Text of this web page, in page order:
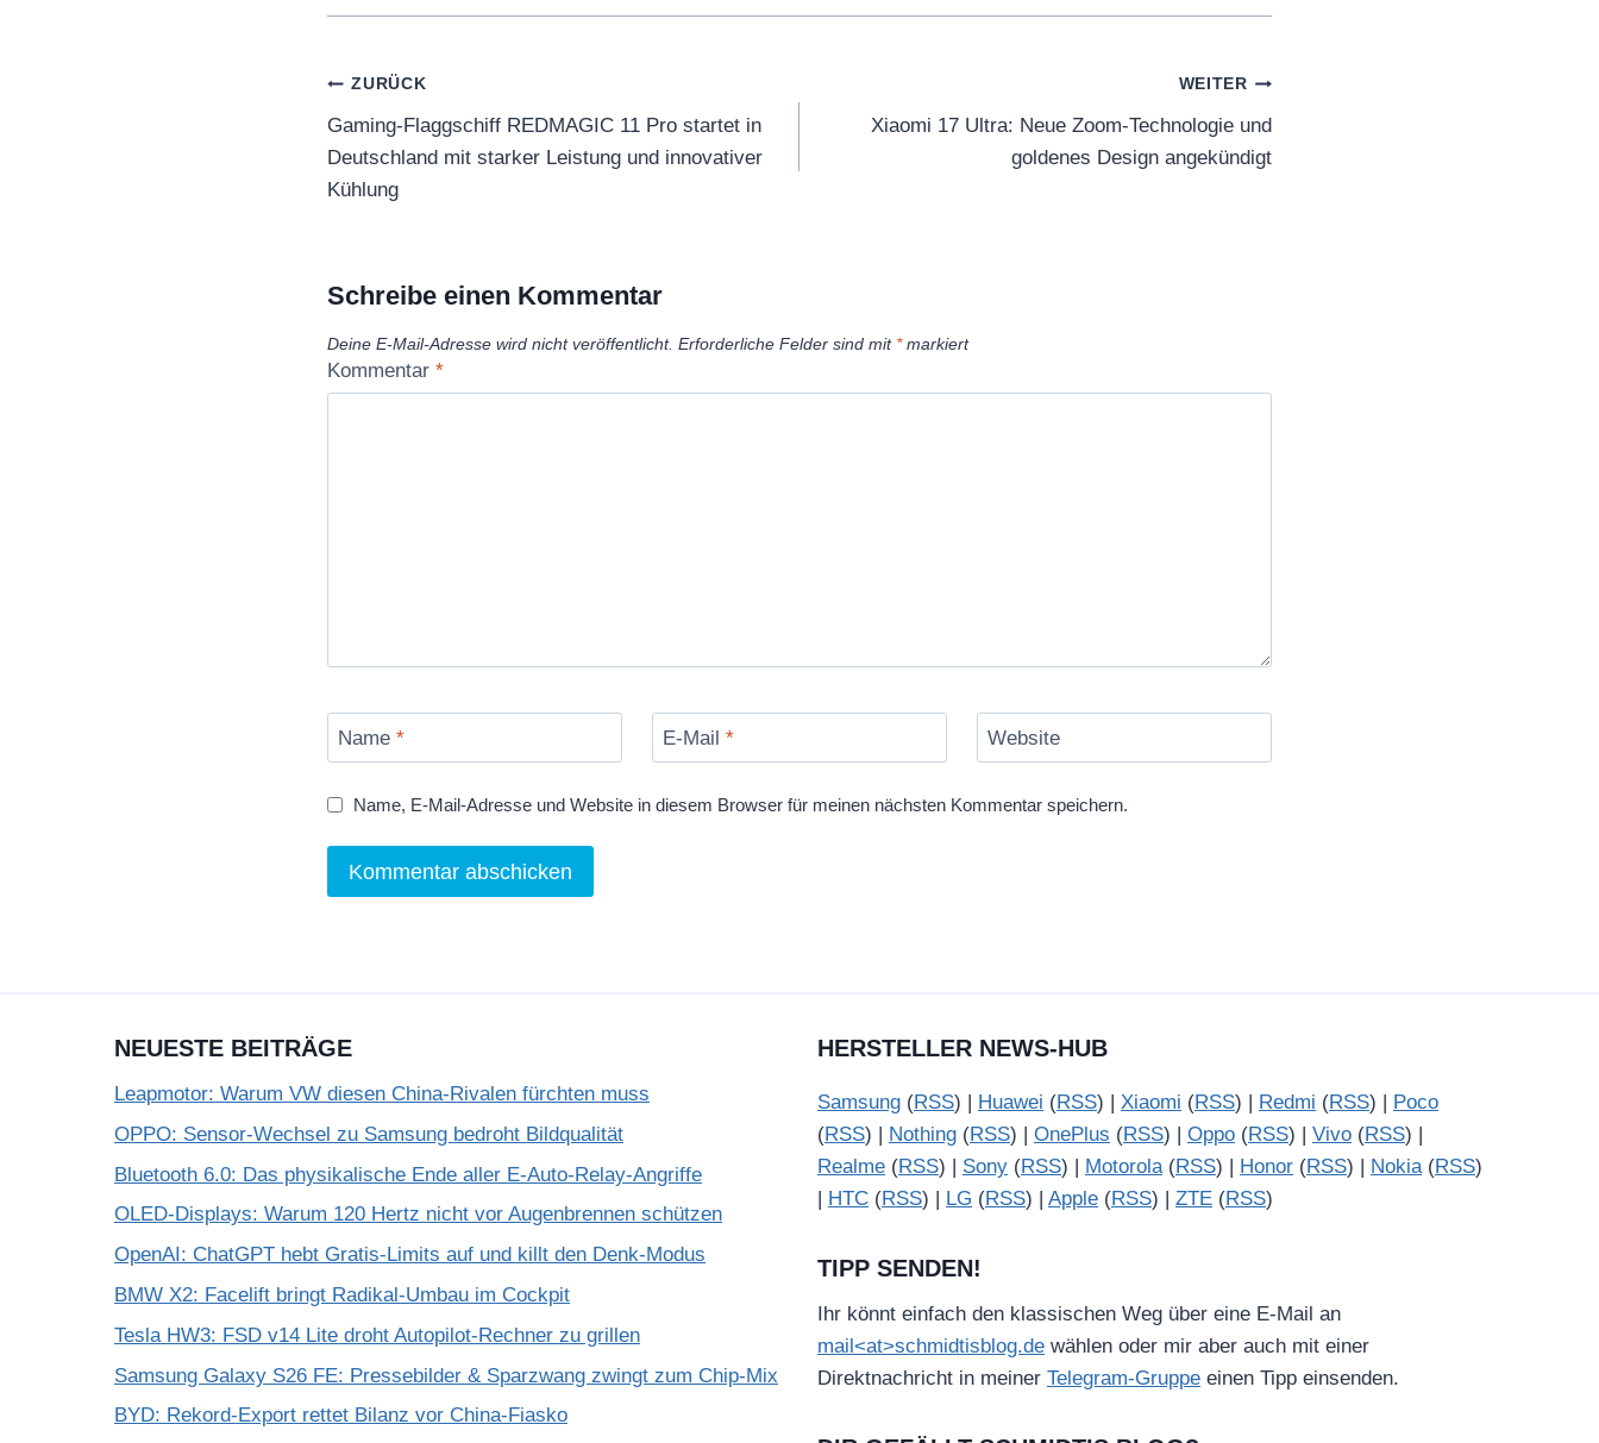
Beitragsnavigation
ZURÜCK
Gaming-Flaggschiff REDMAGIC 11 Pro startet in
Deutschland mit starker Leistung und innovativer
Kühlung
WEITER
Xiaomi 17 Ultra: Neue Zoom-Technologie und
goldenes Design angekündigt
Schreibe einen Kommentar
Deine E-Mail-Adresse wird nicht veröffentlicht. Erforderliche Felder sind mit *markiert
Kommentar *
Name * E-Mail * Website
Name, E-Mail-Adresse und Website in diesem Browser für meinen nächsten Kommentar speichern.
NEUESTE BEITRÄGE
Leapmotor: Warum VW diesen China-Rivalen fürchten muss
OPPO: Sensor-Wechsel zu Samsung bedroht Bildqualität
Bluetooth 6.0: Das physikalische Ende aller E-Auto-Relay-Angriffe
OLED-Displays: Warum 120 Hertz nicht vor Augenbrennen schützen
OpenAI: ChatGPT hebt Gratis-Limits auf und killt den Denk-Modus
BMW X2: Facelift bringt Radikal-Umbau im Cockpit
Tesla HW3: FSD v14 Lite droht Autopilot-Rechner zu grillen
Samsung Galaxy S26 FE: Pressebilder & Sparzwang zwingt zum Chip-Mix
BYD: Rekord-Export rettet Bilanz vor China-Fiasko
HERSTELLER NEWS-HUB
Samsung (RSS) | Huawei (RSS) | Xiaomi (RSS) | Redmi (RSS) | Poco
(RSS) | Nothing (RSS) | OnePlus (RSS) | Oppo (RSS) | Vivo (RSS) |
Realme (RSS) | Sony (RSS) | Motorola(RSS) | Honor (RSS) | Nokia(RSS)
| HTC (RSS) | LG (RSS) | Apple (RSS) | ZTE (RSS)
TIPP SENDEN!
Ihr könnt einfach den klassischen Weg über eine E-Mail an
mail<at>schmidtisblog.de wählen oder mir aber auch mit einer
Direktnachricht in meiner Telegram-Gruppe einen Tipp einsenden.